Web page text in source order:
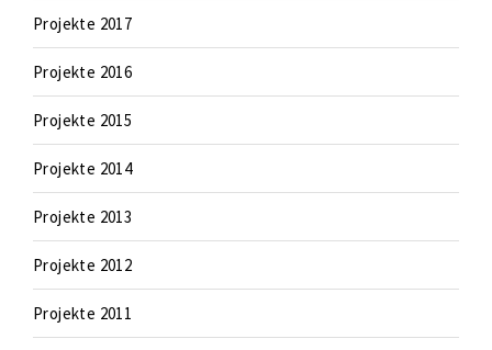
Projekte 2017
Projekte 2016
Projekte 2015
Projekte 2014
Projekte 2013
Projekte 2012
Projekte 2011